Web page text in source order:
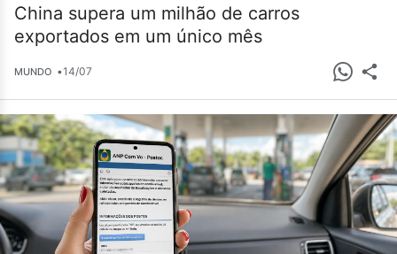
China supera um milhão de carros
exportados em um único mês
MUNDO •14/07